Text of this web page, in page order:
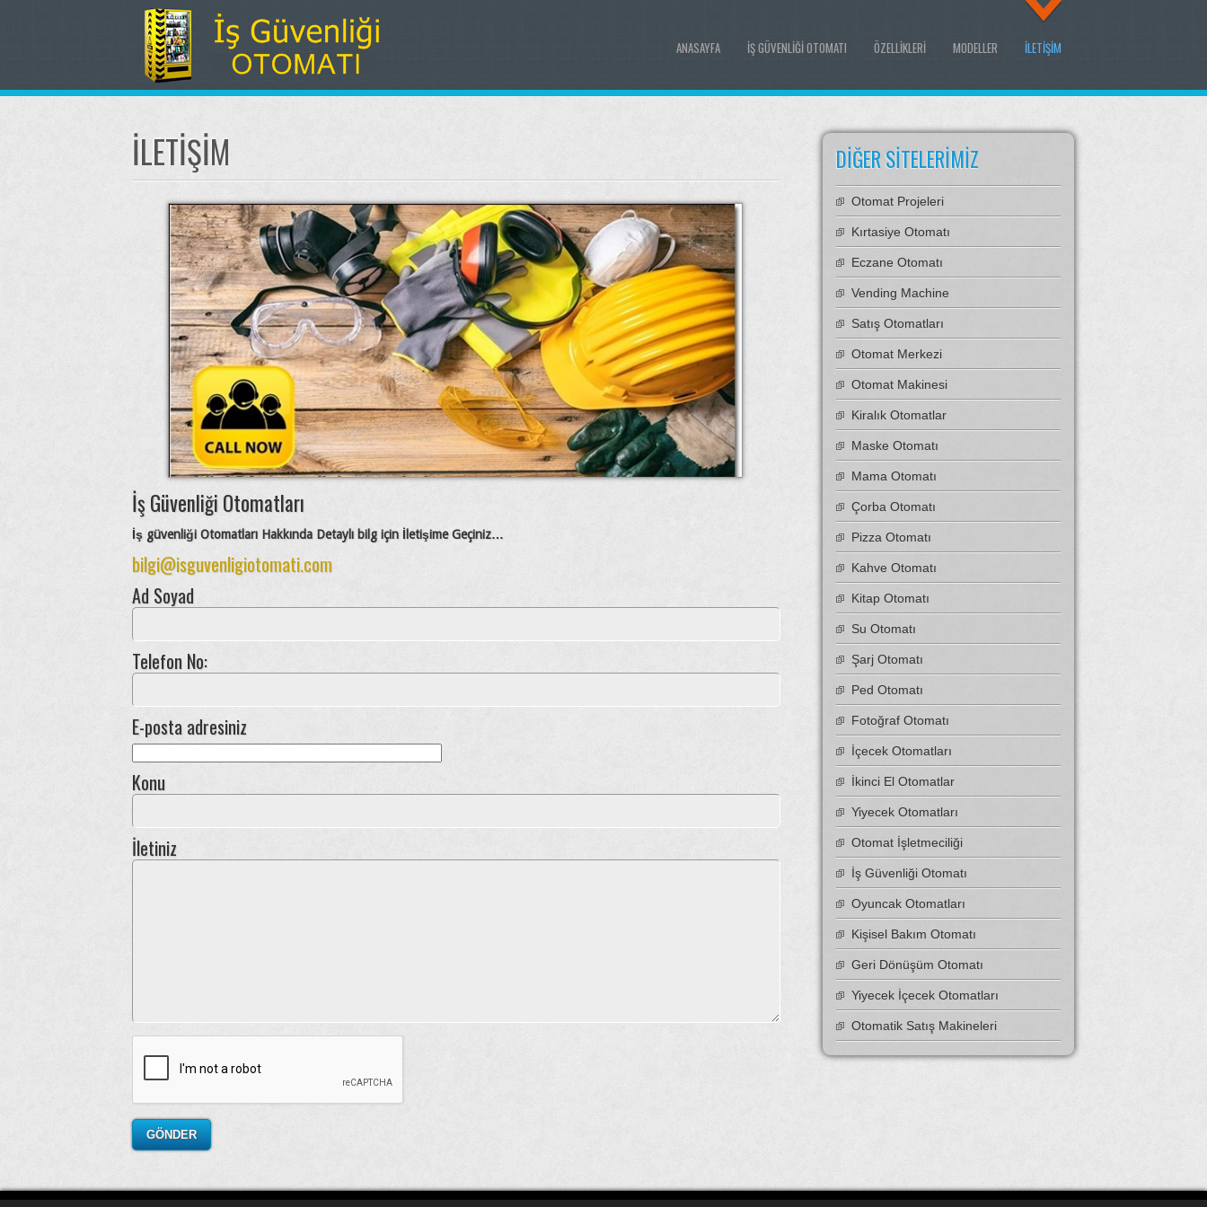
İLETIŞIM
MODELLER
ÖZELLIKLERI
İŞ GÜVENLIĞI OTOMATI
ANASAYFA
İLETIŞIM
İş Güvenliği Otomatları
İş güvenliği Otomatları Hakkında Detaylı bilg için İletişime Geçiniz…
bilgi@isguvenligiotomati.com
Ad Soyad
Telefon No:
E-posta adresiniz
Konu
İletiniz
DIĞER SITELERIMIZ
Otomat Projeleri
Kırtasiye Otomatı
Eczane Otomatı
Vending Machine
Satış Otomatları
Otomat Merkezi
Otomat Makinesi
Kiralık Otomatlar
Maske Otomatı
Mama Otomatı
Çorba Otomatı
Pizza Otomatı
Kahve Otomatı
Kitap Otomatı
Su Otomatı
Şarj Otomatı
Ped Otomatı
Fotoğraf Otomatı
İçecek Otomatları
İkinci El Otomatlar
Yiyecek Otomatları
Otomat İşletmeciliği
İş Güvenliği Otomatı
Oyuncak Otomatları
Kişisel Bakım Otomatı
Geri Dönüşüm Otomatı
Yiyecek İçecek Otomatları
Otomatik Satış Makineleri